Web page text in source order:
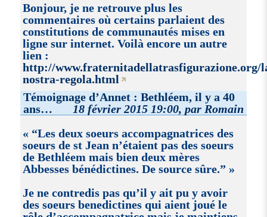
Bonjour, je ne retrouve plus les
commentaires où certains parlaient des
constitutions de communautés mises en
ligne sur internet. Voilà encore un autre
lien :
http://www.fraternitadellatrasfigurazione.org/
nostra-regola.html
Témoignage d’Annet : Bethléem, il y a 40
ans…
18 février 2015 19:00, par Romain
Les deux soeurs accompagnatrices des
soeurs de st Jean n’étaient pas des soeurs
de Bethléem mais bien deux mères
Abbesses bénédictines. De source sûre.
Je ne contredis pas qu’il y ait pu y avoir
des soeurs benedictines qui aient joué le